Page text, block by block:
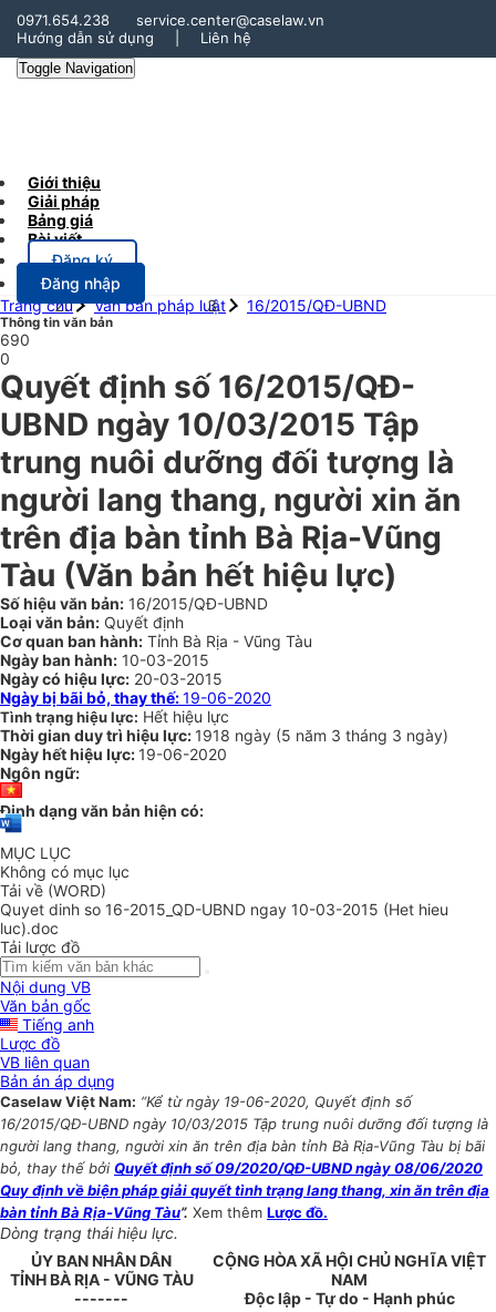
0971.654.238
service.center@caselaw.vn
Hướng dẫn sử dụng
Liên hệ
Toggle Navigation
Giới thiệu
Giải pháp
Bảng giá
Bài viết
Đăng ký
Đăng nhập
Trang chủ
Văn bản pháp luật 16/2015/QĐ-UBND
Thông tin văn bản
690
0
Quyết định số 16/2015/QĐ-
UBND ngày 10/03/2015 Tập
trung nuôi dưỡng đối tượng là
người lang thang, người xin ăn
trên địa bàn tỉnh Bà Rịa-Vũng
Tàu (Văn bản hết hiệu lực)
Số hiệu văn bản: 16/2015/QĐ-UBND
Loại văn bản: Quyết định
Cơ quan ban hành: Tỉnh Bà Rịa - Vũng Tàu
Ngày ban hành: 10-03-2015
Ngày có hiệu lực: 20-03-2015
Ngày bị bãi bỏ, thay thế:19-06-2020
Tình trạng hiệu lực: Hết hiệu lực
Thời gian duy trì hiệu lực: 1918 ngày (5 năm 3 tháng 3 ngày)
Ngày hết hiệu lực: 19-06-2020
Ngôn ngữ:
Định dạng văn bản hiện có:
MỤC LỤC
Không có mục lục
Tải về (WORD)
Quyet dinh so 16-2015_QD-UBND ngay 10-03-2015 (Het hieu
luc).doc
Tải lược đồ
Nội dung VB
Văn bản gốc
Tiếng anh
Lược đồ
VB liên quan
Bản án áp dụng
Caselaw Việt Nam: “Kể từ ngày 19-06-2020, Quyết định số
16/2015/QĐ-UBND ngày 10/03/2015 Tập trung nuôi dưỡng đối tượng là
người lang thang, người xin ăn trên địa bàn tỉnh Bà Rịa-Vũng Tàu bị bãi
bỏ, thay thế bởi Quyết định số 09/2020/QĐ-UBND ngày 08/06/2020
Quy định về biện pháp giải quyết tình trạng lang thang, xin ăn trên địa
bàn tỉnh Bà Rịa-Vũng Tàu”. Xem thêm Lược đồ.
Dòng trạng thái hiệu lực.
ỦY BAN NHÂN DÂN
TỈNH BÀ RỊA - VŨNG TÀU
-------
CỘNG HÒA XÃ HỘI CHỦ NGHĨA VIỆT
NAM
Độc lập - Tự do - Hạnh phúc